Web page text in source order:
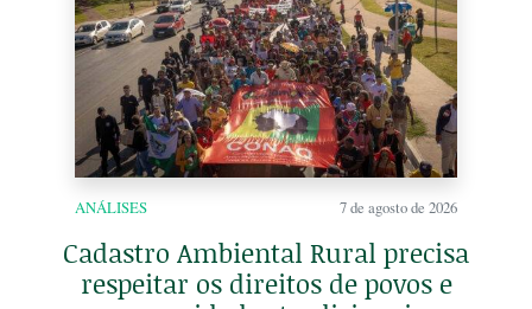
ANÁLISES 7 de agosto de 2026
Cadastro Ambiental Rural precisa
respeitar os direitos de povos e